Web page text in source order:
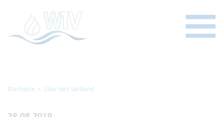
Startseite Über den Verband